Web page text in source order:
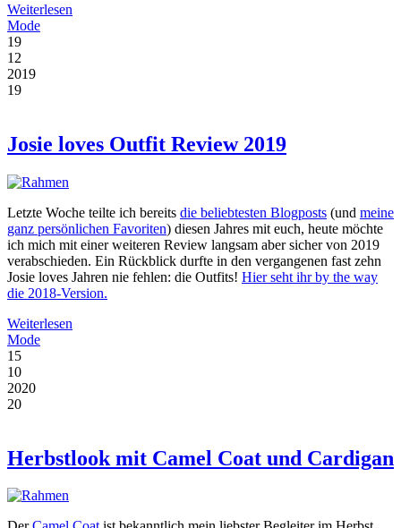
Weiterlesen
Mode
19
12
2019
19
Josie loves Outfit Review 2019
Letzte Woche teilte ich bereits die beliebtesten Blogposts (und meine
ganz persönlichen Favoriten) diesen Jahres mit euch, heute möchte
ich mich mit einer weiteren Review langsam aber sicher von 2019
verabschieden. Ein Rückblick durfte in den vergangenen fast zehn
Josie loves Jahren nie fehlen: die Outfits! Hier seht ihr by the way
die 2018-Version.
Weiterlesen
Mode
15
10
2020
20
Herbstlook mit Camel Coat und Cardigan